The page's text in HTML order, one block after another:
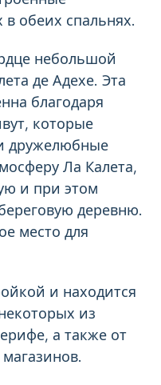
в обеих спальнях.
небольшой
де Адехе. Эта
благодаря
которые
дружелюбные
Ла Калета,
и при этом
деревню.
место для
и находится
из
а также от